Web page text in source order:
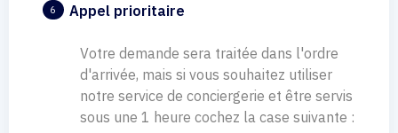
6 Appel prioritaire
Votre demande sera traitée dans l'ordre
d'arrivée, mais si vous souhaitez utiliser
notre service de conciergerie et être servis
sous une 1 heure cochez la case suivante :